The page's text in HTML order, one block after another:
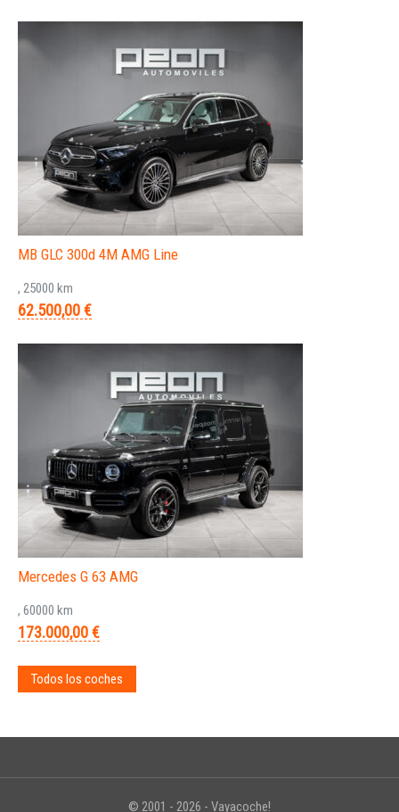
MB GLC 300d 4M AMG Line
, 25000 km
62.500,00 €
Mercedes G 63 AMG
, 60000 km
173.000,00 €
Todos los coches
© 2001 - 2026 - Vayacoche!